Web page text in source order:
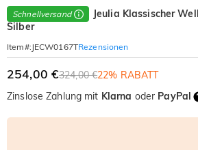
Schnellversand
Jeulia Klassischer
Silber
Item#: JECW0167TRezensionen
254,00 €324,00 €22% RABATT
Zinslose Zahlung mit Klarna oder PayPal